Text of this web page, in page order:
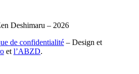
Deshimaru – 2026
de confidentialité – Design et
et l’ABZD.